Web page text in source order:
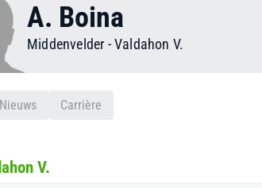
A. Boina
Middenvelder -Valdahon V.
Nieuws Carrière
V.